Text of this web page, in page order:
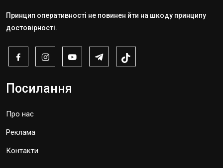
Принцип оперативності не повинен йти на шкоду принципу
достовірності.
Посилання
Про нас
Реклама
Контакти